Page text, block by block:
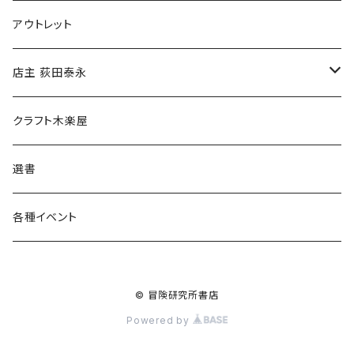
マグカップ
傘
食料品
その他
アウトレット
店主 荻田泰永
書籍
ウェア
クラフト木楽屋
選書
各種イベント
© 冒険研究所書店
Powered by